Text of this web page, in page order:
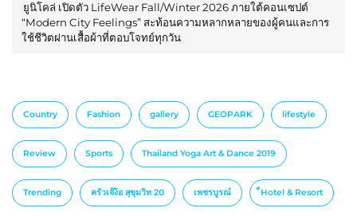
ยูนิโคล่ เปิดตัว LifeWear Fall/Winter 2026 ภายใต้คอนเซปต์
“Modern City Feelings” สะท้อนความหลากหลายของผู้คนและการ
ใช้ชีวิตผ่านเสื้อผ้าที่ตอบโจทย์ทุกวัน
Country Fashion gallery GEOPARK lifestyle
Review Sports Thailand Yoga Art & Dance 2019
Trending ครัวเจ๊ง้อ สุขุมวิท 20 เพชรบูรณ์ ็Hotel & Resort